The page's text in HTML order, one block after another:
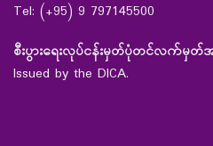
Tel: (+95) 9 797145500
စီးပွားရေးလုပ်ငန်းမှတ်ပုံတင်လက်မှ
Issued by the DICA.